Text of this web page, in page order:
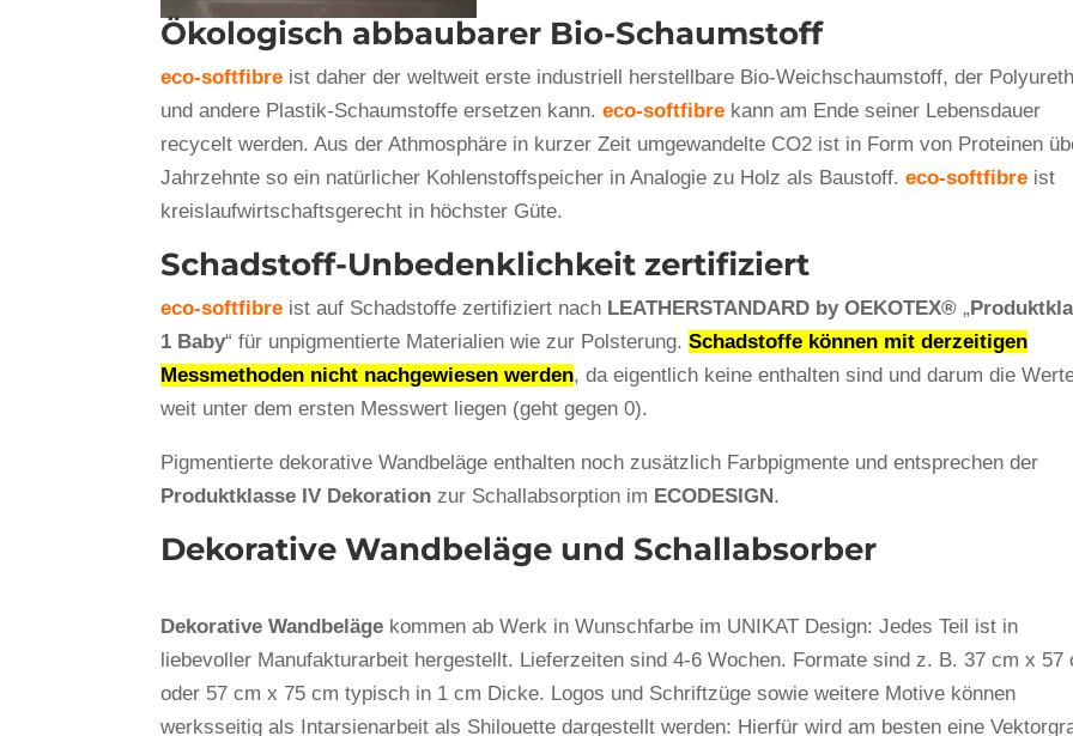
Ökologisch abbaubarer Bio-Schaumstoff
eco-softfibre ist daher der weltweit erste industriell herstellbare Bio-Weichschaumstoff, der
und andere Plastik-Schaumstoffe ersetzen kann.eco-softfibre kann am Ende seiner Lebensdauer
recycelt werden. Aus der Athmosphäre in kurzer Zeit umgewandelte CO2 ist in Form von Proteinen
Jahrzehnte so ein natürlicher Kohlenstoffspeicher in Analogie zu Holz als Baustoff.eco-softfibre ist
kreislaufwirtschaftsgerecht in höchster Güte.
Schadstoff-Unbedenklichkeit zertifiziert
eco-softfibre ist auf Schadstoffe zertifiziert nach LEATHERSTANDARD by OEKOTEX® „
1 Baby“ für unpigmentierte Materialien wie zur Polsterung.Schadstoffe können mit derzeitigen
Messmethoden nicht nachgewiesen werden, da eigentlich keine enthalten sind und darum die
weit unter dem ersten Messwert liegen (geht gegen 0).
Pigmentierte dekorative Wandbeläge enthalten noch zusätzlich Farbpigmente und entsprechen der
Produktklasse IV Dekoration zur Schallabsorption im ECODESIGN.
Dekorative Wandbeläge und Schallabsorber
Dekorative Wandbeläge kommen ab Werk in Wunschfarbe im UNIKAT Design: Jedes Teil ist in
liebevoller Manufakturarbeit hergestellt. Lieferzeiten sind 4-6 Wochen. Formate sind z. B. 37 cm x 57
oder 57 cm x 75 cm typisch in 1 cm Dicke. Logos und Schriftzüge sowie weitere Motive können
werksseitig als Intarsienarbeit als Shilouette dargestellt werden: Hierfür wird am besten eine